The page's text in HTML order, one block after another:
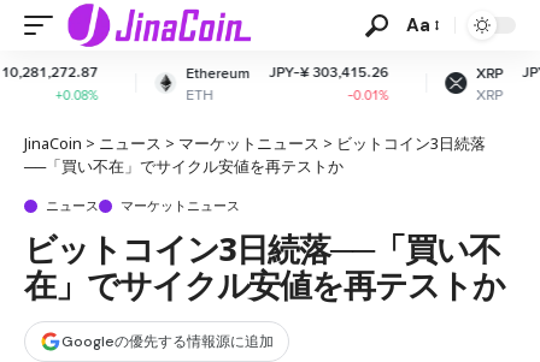
Aa
Ethereum
ETH
JPY-¥ 303,415.26
XRP
XRP
JPY-¥ 163.82
-0.38%
JinaCoin > ニュース > マーケットニュース > ビットコイン3日続落
──「買い不在」でサイクル安値を再テストか
ニュース マーケットニュース
ビットコイン3日続落──「買い不
在」でサイクル安値を再テストか
Googleの優先する情報源に追加